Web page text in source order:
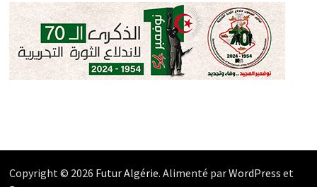
Copyright © 2026 Futur Algérie. Alimenté parWordPress et